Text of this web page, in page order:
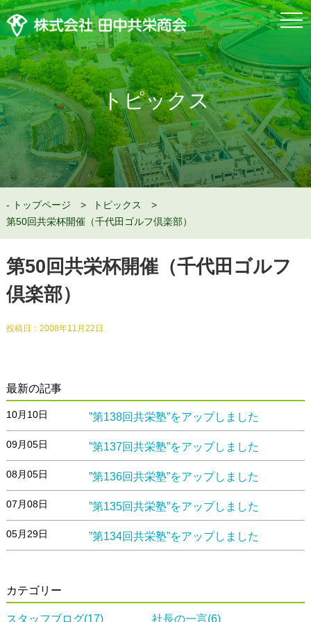
トピックス
トップページ
トピックス
第50回共栄杯開催（千代田ゴルフ倶楽部）
第50回共栄杯開催（千代田ゴルフ
倶楽部）
投稿日： 2008年11月22日
最新の記事
10月10日 ”第138回共栄塾”をアップしました
09月05日 ”第137回共栄塾”をアップしました
08月05日 ”第136回共栄塾”をアップしました
07月08日 ”第135回共栄塾”をアップしました
05月29日 ”第134回共栄塾”をアップしました
カテゴリー
スタッフブログ(17) 社長の一言(6)